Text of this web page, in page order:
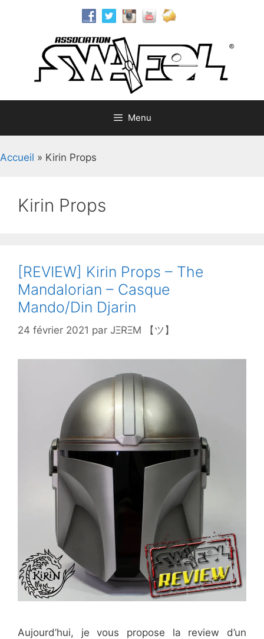
Menu
Accueil » Kirin Props
Kirin Props
[REVIEW] Kirin Props – The
Mandalorian – Casque
Mando/Din Djarin
24 février 2021 par JΞRΞM 【ツ】
Aujourd’hui, je vous propose la review d’un